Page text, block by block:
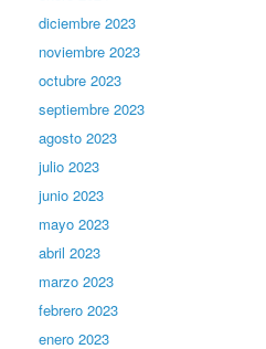
diciembre 2023
noviembre 2023
octubre 2023
septiembre 2023
agosto 2023
julio 2023
junio 2023
mayo 2023
abril 2023
marzo 2023
febrero 2023
enero 2023